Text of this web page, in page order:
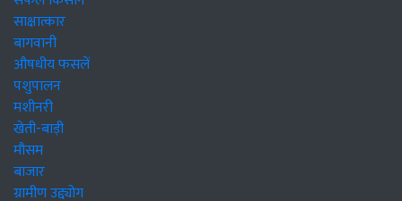
साक्षात्कार
बागवानी
औषधीय फसलें
पशुपालन
मशीनरी
खेती-बाड़ी
मौसम
बाजार
ग्रामीण उद्द्योग